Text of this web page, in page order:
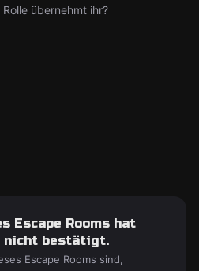
übernehmt ihr?
Escape Rooms hat
nicht bestätigt.
Escape Rooms sind,